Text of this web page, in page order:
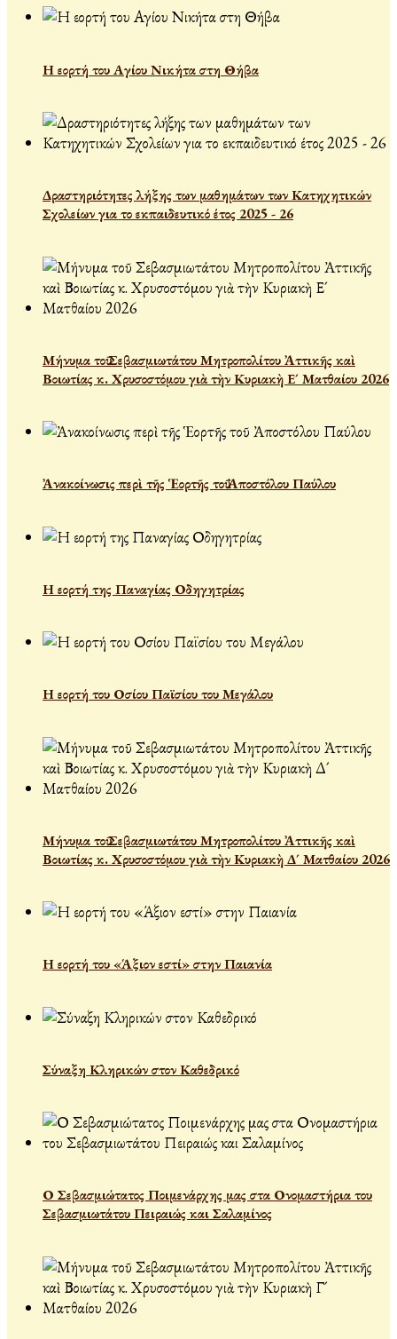
Η εορτή του Αγίου Νικήτα στη Θήβα
Δραστηριότητες λήξης των μαθημάτων των Κατηχητικών
Σχολείων για το εκπαιδευτικό έτος 2025 - 26
Μήνυμα τοῦ Σεβασμιωτάτου Μητροπολίτου Ἀττικῆς καὶ
Βοιωτίας κ. Χρυσοστόμου γιὰ τὴν Κυριακὴ Ε´ Ματθαίου 2026
Ἀνακοίνωσις περὶ τῆς Ἑορτῆς τοῦ Ἀποστόλου Παύλου
Η εορτή της Παναγίας Οδηγητρίας
Η εορτή του Οσίου Παϊσίου του Μεγάλου
Μήνυμα τοῦ Σεβασμιωτάτου Μητροπολίτου Ἀττικῆς καὶ
Βοιωτίας κ. Χρυσοστόμου γιὰ τὴν Κυριακὴ Δ´ Ματθαίου 2026
Η εορτή του «Άξιον εστί» στην Παιανία
Σύναξη Κληρικών στον Καθεδρικό
Ο Σεβασμιώτατος Ποιμενάρχης μας στα Ονομαστήρια του
Σεβασμιωτάτου Πειραιώς και Σαλαμίνος